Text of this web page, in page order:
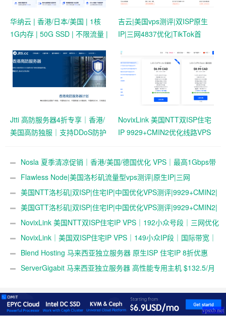
华纳云 | 香港/日本/美国 | 1核
1G内存 | 50G SSD | 不限流量 |
吉云|美国vps测评|双ISP原生
IP|三网4837优化|TikTok首
Jtti 高防服务器4折专享｜香港/
美国高防独服｜支持DDoS防护
NovixLink 美国NTT双ISP住宅
IP 9929+CMIN2优化线路VPS
Nosla 夏季清凉促销｜香港/美国/德国优化 VPS｜最高1Gbps带
宽 | 259元/年起
Flawless Node|美国洛杉矶流量型vps测评|原生IP|三网
4837|1Gbps|年付$36起|解锁奈飞&ChatGPT&TikTok
美国NTT洛杉矶|双ISP|住宅IP|中国优化VPS测评|9929+CMIN2|
月付￥34起|跨境社媒电商运营|TikTok直播
美国GTT洛杉矶|双ISP|住宅IP|中国优化VPS测评|9929+CMIN2|
月付￥34起|跨境社媒电商运营|TikTok直播
NovixLink 美国NTT双ISP住宅IP VPS｜192小众号段｜三网优化
｜34元/月起
NovixLink｜美国双ISP住宅IP VPS｜149小众IP段｜国际带宽｜
29元/月起
Blend Hosting 马来西亚独立服务器 原生ISP 住宅IP 8折优惠
$89/月起
ServerGigabit 马来西亚独立服务器 高性能专用主机 $132.5/月